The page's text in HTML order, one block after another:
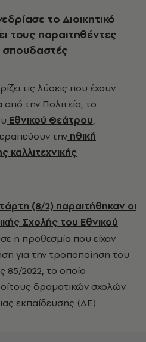
το Διοικητικό
τους παραιτηθέντες
σπουδαστές
τις λύσεις που έχουν
την Πολιτεία, το
Εθνικού Θεάτρου,
την ηθική
(8/2) παραιτήθηκαν οι
Σχολής του Εθνικού
η προθεσμία που είχαν
για την τροποποίηση του
85/2022, το οποίο
δραματικών σχολών
εκπαίδευσης (ΔΕ).